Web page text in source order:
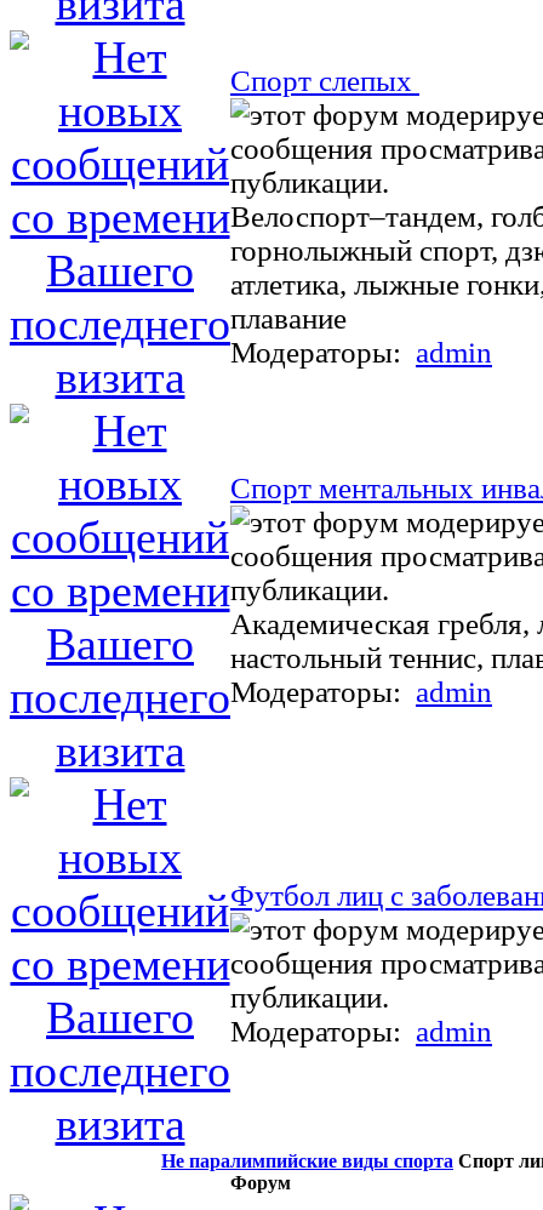
Спорт слепых
Велоспорт–тандем,
горнолыжный спорт,
атлетика, лыжные
плавание
Модераторы: admin
Спорт ментальных
Академическая гребля,
настольный теннис,
Модераторы: admin
Футбол лиц с
Модераторы: admin
Не паралимпийские виды спорта Спорт
Форум